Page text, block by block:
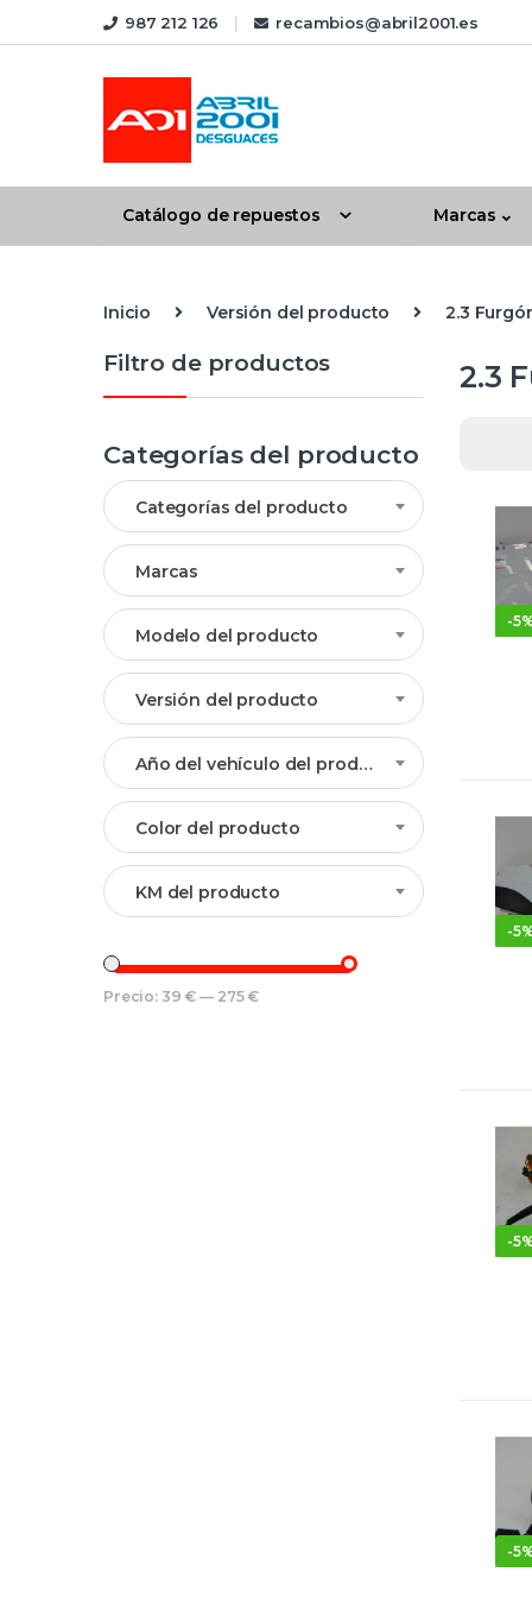
Skip to navigation
Skip to content987 212 126 recambios@abril2001.es
Catálogo de repuestos Marcas
Inicio Versión del producto 2.3
2.3
-
-
-
-
Filtro de productos
Categorías del producto
Categorías del producto
Marcas
Modelo del producto
Versión del producto
Año del vehículo del producto
Color del producto
KM del producto
Precio: 39 € — 275 €